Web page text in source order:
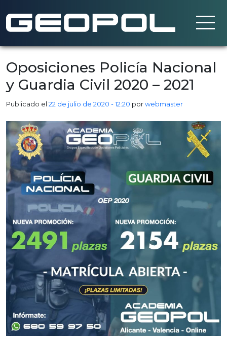
Saltar al contenido principal
Oposiciones Policía Nacional
y Guardia Civil 2020 – 2021
Publicado el 22 de julio de 2020 - 12:20 porwebmaster